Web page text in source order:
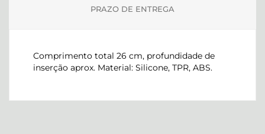
PRAZO DE ENTREGA
Comprimento total 26 cm, profundidade de
inserção aprox. Material: Silicone, TPR, ABS.